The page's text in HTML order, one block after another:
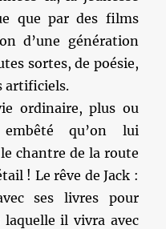
que par des films
d’une génération
sortes, de poésie,
artificiels.
ordinaire, plus ou
qu’on lui
chantre de la route
! Le rêve de Jack :
ses livres pour
il vivra avec